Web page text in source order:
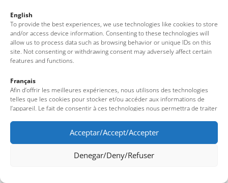
English
To provide the best experiences, we use technologies like cookies to store
and/or access device information. Consenting to these technologies will
allow us to process data such as browsing behavior or unique IDs on this
site. Not consenting or withdrawing consent may adversely affect certain
features and functions.
Français
Afin d’offrir les meilleures expériences, nous utilisons des technologies
telles que les cookies pour stocker et/ou accéder aux informations de
l’appareil. Le fait de consentir à ces technologies nous permettra de traiter
uniques sur ce site. Le fait de ne pas consentir ou de retirer son
consentement peut avoir un effet négatif sur certaines fonctionnalités et
caractéristiques du site.
Acceptar/Accept/Accepter
Denegar/Deny/Refuser